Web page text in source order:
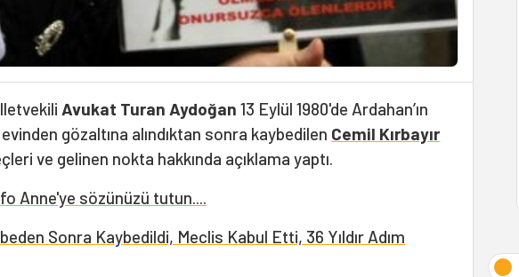
Avukat Turan Aydoğan 13 Eylül 1980'de Ardahan’ın
gözaltına alındıktan sonra kaybedilen Cemil Kırbayır
ve gelinen nokta hakkında açıklama yaptı.
Anne'ye sözünüzü tutun....
Sonra Kaybedildi, Meclis Kabul Etti, 36 Yıldır Adım